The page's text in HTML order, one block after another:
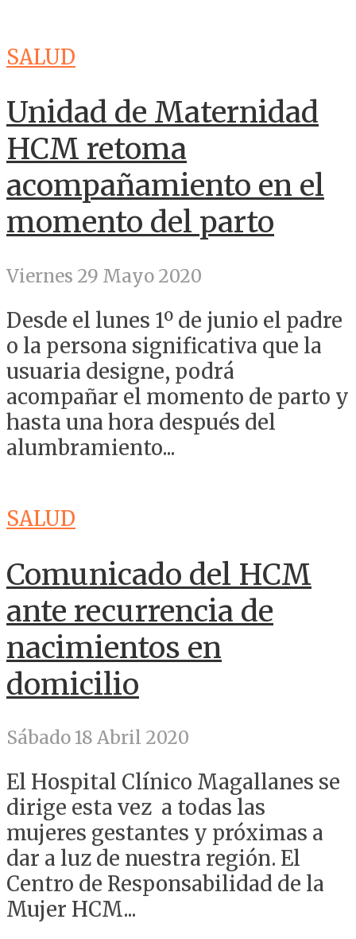
SALUD
Unidad de Maternidad
HCM retoma
acompañamiento en el
momento del parto
Viernes 29 Mayo 2020
Desde el lunes 1º de junio el padre
o la persona significativa que la
usuaria designe, podrá
acompañar el momento de parto y
hasta una hora después del
alumbramiento...
SALUD
Comunicado del HCM
ante recurrencia de
nacimientos en
domicilio
Sábado 18 Abril 2020
El Hospital Clínico Magallanes se
dirige esta vez a todas las
mujeres gestantes y próximas a
dar a luz de nuestra región. El
Centro de Responsabilidad de la
Mujer HCM...